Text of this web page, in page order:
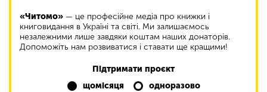
«Читомо» — це професійне медіа про книжки і
книговидання в Україні та світі. Ми залишаємось
незалежними лише завдяки коштам наших донаторів.
Допоможіть нам розвиватися і ставати ще кращими!
Підтримати проєкт
щомісяця
одноразово